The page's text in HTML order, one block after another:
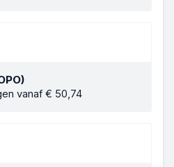
vanaf € 50,74